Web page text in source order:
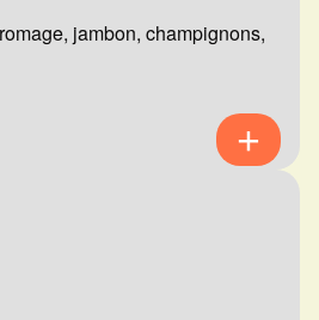
jambon, champignons,